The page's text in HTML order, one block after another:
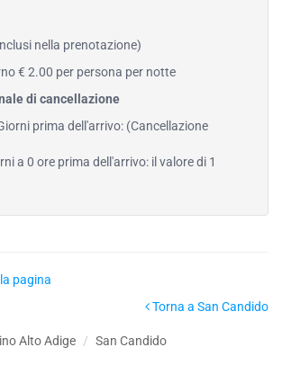
nella prenotazione)
€ 2.00 per persona per notte
di cancellazione
prima dell'arrivo: (Cancellazione
a 0 ore prima dell'arrivo: il valore di 1
pagina
Torna a San Candido
Alto Adige San Candido